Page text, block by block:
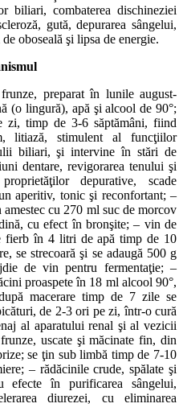
biliari, combaterea dischineziei
gută, depurarea sângelui,
oboseală şi lipsa de energie.
preparat în lunile august-
(o lingură), apă şi alcool de 90°;
timp de 3-6 săptămâni, fiind
litiază, stimulent al funcţiilor
biliari, şi intervine în stări de
dentare, revigorarea tenului şi
depurative, scade
aperitiv, tonic şi reconfortant; –
cu 270 ml suc de morcov
cu efect în bronşite; – vin de
fierb în 4 litri de apă timp de 10
se strecoară şi se adaugă 500 g
de vin pentru fermentaţie; –
proaspete în 18 ml alcool 90°,
macerare timp de 7 zile se
de 2-3 ori pe zi, într-o cură
al aparatului renal şi al vezicii
uscate şi măcinate fin, din
se ţin sub limbă timp de 7-10
– rădăcinile crude, spălate şi
efecte în purificarea sângelui,
diurezei, cu eliminarea